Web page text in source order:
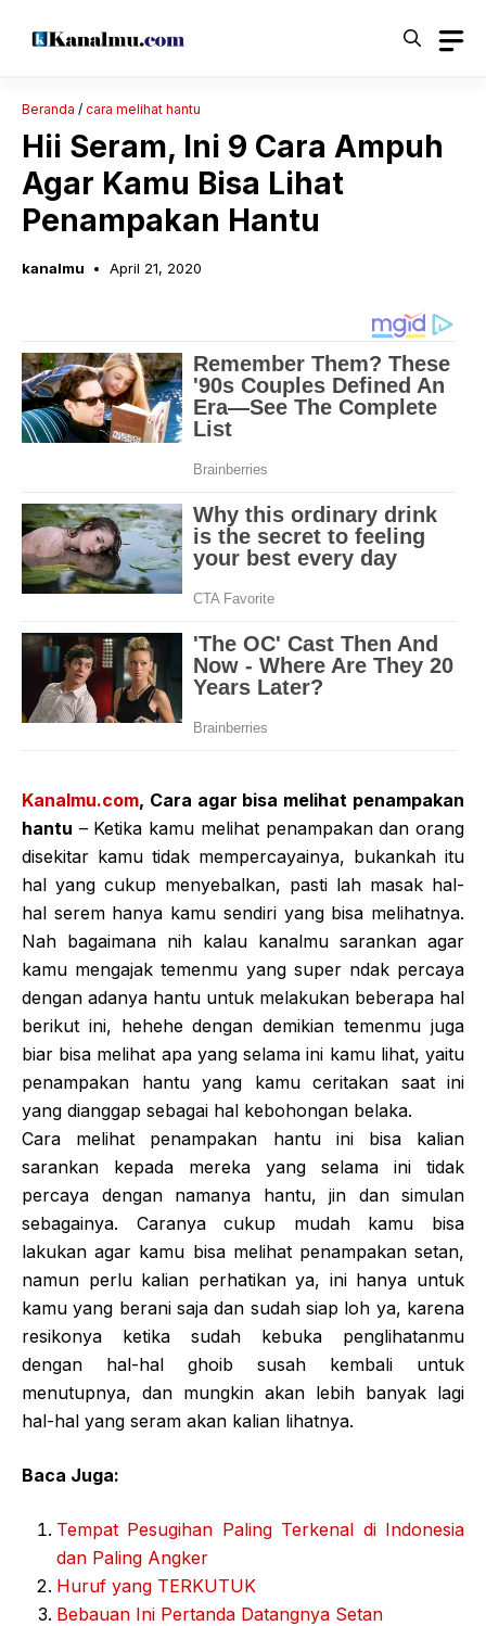
Beranda / cara melihat hantu
Hii Seram, Ini 9 Cara Ampuh
Agar Kamu Bisa Lihat
Penampakan Hantu
kanalmu April 21, 2020
Kanalmu.com, Cara agar bisa melihat penampakan
hantu – Ketika kamu melihat penampakan dan orang
disekitar kamu tidak mempercayainya, bukankah itu
hal yang cukup menyebalkan, pasti lah masak hal-
hal serem hanya kamu sendiri yang bisa melihatnya.
Nah bagaimana nih kalau kanalmu sarankan agar
kamu mengajak temenmu yang super ndak percaya
dengan adanya hantu untuk melakukan beberapa hal
berikut ini, hehehe dengan demikian temenmu juga
biar bisa melihat apa yang selama ini kamu lihat, yaitu
penampakan hantu yang kamu ceritakan saat ini
yang dianggap sebagai hal kebohongan belaka.
Cara melihat penampakan hantu ini bisa kalian
sarankan kepada mereka yang selama ini tidak
percaya dengan namanya hantu, jin dan simulan
sebagainya. Caranya cukup mudah kamu bisa
lakukan agar kamu bisa melihat penampakan setan,
namun perlu kalian perhatikan ya, ini hanya untuk
kamu yang berani saja dan sudah siap loh ya, karena
resikonya ketika sudah kebuka penglihatanmu
dengan hal-hal ghoib susah kembali untuk
menutupnya, dan mungkin akan lebih banyak lagi
hal-hal yang seram akan kalian lihatnya.
Baca Juga:
Tempat Pesugihan Paling Terkenal di Indonesia
dan Paling Angker
Huruf yang TERKUTUK
Bebauan Ini Pertanda Datangnya Setan